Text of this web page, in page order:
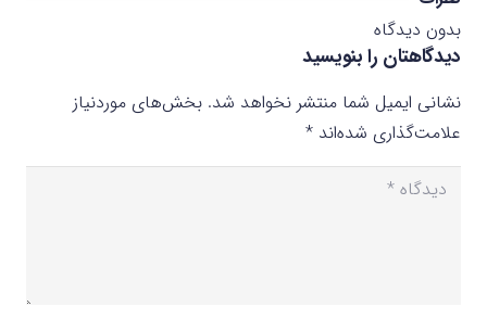
بدون دیدگاه
دیدگاهتان را بنویسید
نشانی ایمیل شما منتشر نخواهد شد. بخش‌های موردنیاز
علامت‌گذاری شده‌اند *